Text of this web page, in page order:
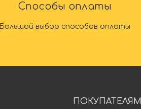
Способы оплаты
Большой выбор способов оплаты
ПОКУПАТЕЛЯМ